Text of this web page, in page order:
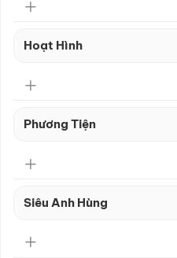
Hoạt Hình
Phương Tiện
Siêu Anh Hùng